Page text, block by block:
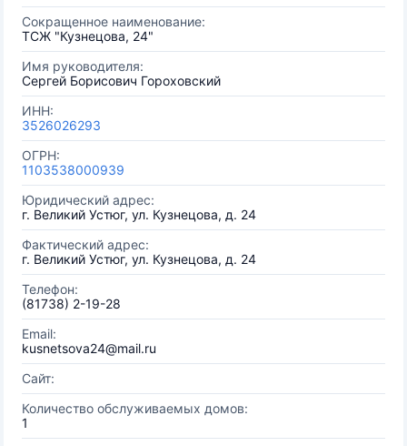
Сокращенное наименование:
ТСЖ "Кузнецова, 24"
Имя руководителя:
Сергей Борисович Гороховский
ИНН:
3526026293
ОГРН:
1103538000939
Юридический адрес:
г. Великий Устюг, ул. Кузнецова, д. 24
Фактический адрес:
г. Великий Устюг, ул. Кузнецова, д. 24
Телефон:
(81738) 2-19-28
Email:
kusnetsova24@mail.ru
Сайт:
Количество обслуживаемых домов:
1